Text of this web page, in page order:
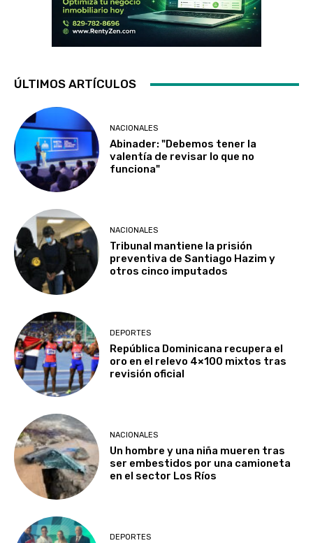
ÚLTIMOS ARTÍCULOS
NACIONALES
Abinader: "Debemos tener la
valentía de revisar lo que no
funciona"
NACIONALES
Tribunal mantiene la prisión
preventiva de Santiago Hazim y
otros cinco imputados
DEPORTES
República Dominicana recupera el
oro en el relevo 4×100 mixtos tras
revisión oficial
NACIONALES
Un hombre y una niña mueren tras
ser embestidos por una camioneta
en el sector Los Ríos
DEPORTES